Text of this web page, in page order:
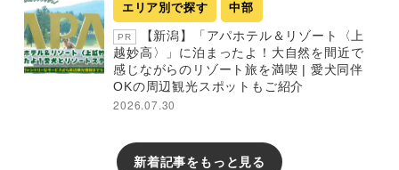
エリア別で探す 中部
PR
【新潟】「アパホテル＆リゾート〈上
越妙高〉」に泊まったよ！大自然を間近で
感じながらのリゾート旅を満喫 | 愛犬同伴
OKの周辺観光スポットもご紹介
2026.07.30
新着記事をもっと見る